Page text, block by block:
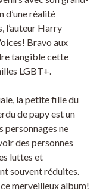
d’une réalité
l’auteur Harry
Bravo aux
tangible cette
LGBT+.
la petite fille du
de papy est un
personnages ne
des personnes
luttes et
souvent réduites.
merveilleux album!